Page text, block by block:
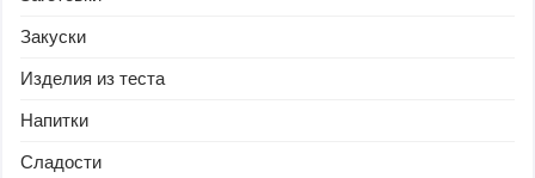
Закуски
Изделия из теста
Напитки
Сладости